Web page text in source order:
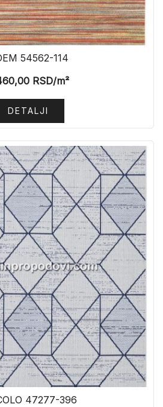
54562-114
RSD/m²
DETALJI
47277-396